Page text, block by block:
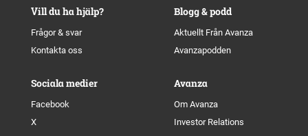
Vill du ha hjälp?
Frågor & svar
Kontakta oss
Blogg & podd
Aktuellt Från Avanza
Avanzapodden
Sociala medier
Facebook
X
Avanza
Om Avanza
Investor Relations